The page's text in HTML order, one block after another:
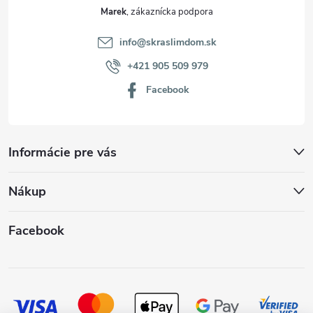
Informácie pre vás
Nákup
Marek
info@skraslimdom.sk
+421 905 509 979
Facebook
Facebook